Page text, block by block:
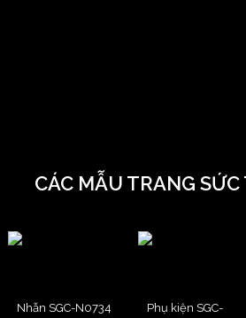
CÁC MẪU TRANG
Nhẫn SGC-N0734
Phụ kiện SGC-